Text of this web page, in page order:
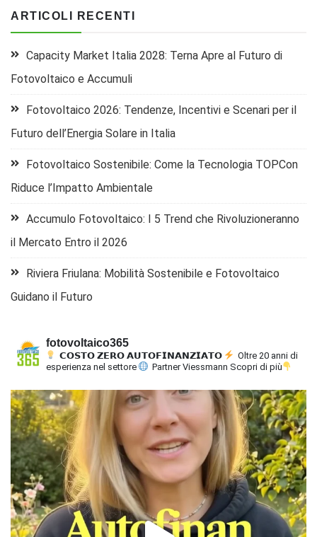
ARTICOLI RECENTI
Capacity Market Italia 2028: Terna Apre al Futuro di
Fotovoltaico e Accumuli
Fotovoltaico 2026: Tendenze, Incentivi e Scenari per il
Futuro dell’Energia Solare in Italia
Fotovoltaico Sostenibile: Come la Tecnologia TOPCon
Riduce l’Impatto Ambientale
Accumulo Fotovoltaico: I 5 Trend che Rivoluzioneranno
il Mercato Entro il 2026
Riviera Friulana: Mobilità Sostenibile e Fotovoltaico
Guidano il Futuro
fotovoltaico365
𝗖𝗢𝗦𝗧𝗢 𝗭𝗘𝗥𝗢 𝗔𝗨𝗧𝗢𝗙𝗜𝗡𝗔𝗡𝗭𝗜𝗔𝗧𝗢
Oltre 20 anni di
esperienza nel settore
Partner Viessmann Scopri di più